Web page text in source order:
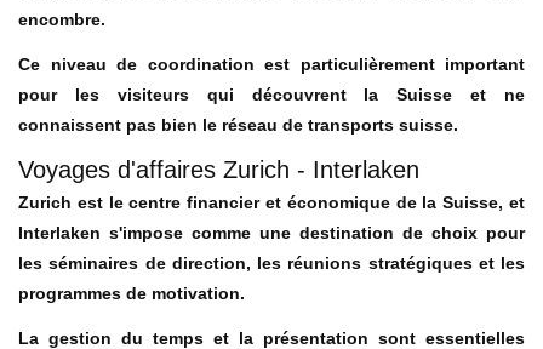
encombre.
Ce niveau de coordination est particulièrement important
pour les visiteurs qui découvrent la Suisse et ne
connaissent pas bien le réseau de transports suisse.
Voyages d'affaires Zurich - Interlaken
Zurich est le centre financier et économique de la Suisse, et
Interlaken s'impose comme une destination de choix pour
les séminaires de direction, les réunions stratégiques et les
programmes de motivation.
La gestion du temps et la présentation sont essentielles